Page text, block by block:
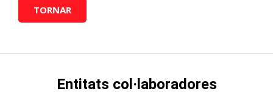
TORNAR
Entitats col·laboradores